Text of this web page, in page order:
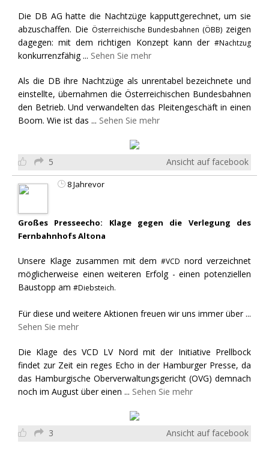
Die DB AG hatte die Nachtzüge kapputtgerechnet, um sie
abzuschaffen. Die Österreichische Bundesbahnen (ÖBB) zeigen
dagegen: mit dem richtigen Konzept kann der #Nachtzug
konkurrenzfähig ... Sehen Sie mehr
Als die DB ihre Nachtzüge als unrentabel bezeichnete und
einstellte, übernahmen die Österreichischen Bundesbahnen
den Betrieb. Und verwandelten das Pleitengeschäft in einen
Boom. Wie ist das ... Sehen Sie mehr
5 Ansicht auf facebook
8 Jahrevor
Großes Presseecho: Klage gegen die Verlegung des
Fernbahnhofs Altona
Unsere Klage zusammen mit dem#VCD nord verzeichnet
möglicherweise einen weiteren Erfolg - einen potenziellen
Baustopp am #Diebsteich.
Für diese und weitere Aktionen freuen wir uns immer über ...
Sehen Sie mehr
Die Klage des VCD LV Nord mit der Initiative Prellbock
findet zur Zeit ein reges Echo in der Hamburger Presse, da
das Hamburgische Oberverwaltungsgericht (OVG) demnach
noch im August über einen ... Sehen Sie mehr
3 Ansicht auf facebook